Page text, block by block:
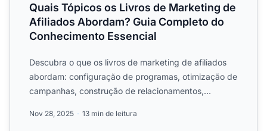
Quais Tópicos os Livros de Marketing de
Afiliados Abordam? Guia Completo do
Conhecimento Essencial
Descubra o que os livros de marketing de afiliados
abordam: configuração de programas, otimização de
campanhas, construção de relacionamentos,
Nov 28, 2025 13 min de leitura